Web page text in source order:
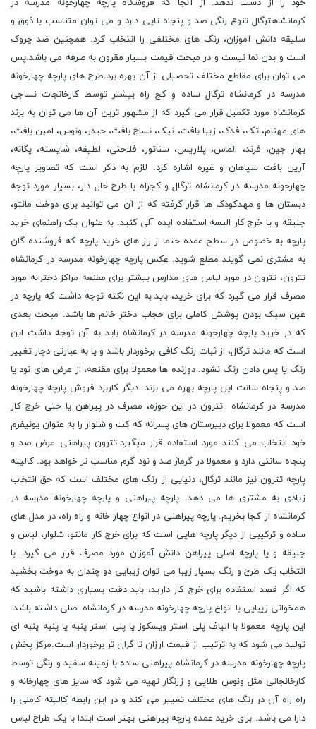
خود را از دست ندهد. از آنجا که فروشگاه پارچه چهارخونه مدرسه در
کرمانشاهترگال تنوع رنگی صد و پنجاه تایی دارد و می توان متناسب با ذوق و
سلیقه دانش آموزان، رنگ های مختلفی را انتخاب کرد. همچنین ضد چروک
است و بدن نما نیست و در مبحث قیمت بسیار مقرون به صرفه می باشد.پس
می توان برای مقاطع مختلف تحصیلی از آن بهره برد.طرح های پارچه چهارخونه
مدرسه در کرمانشاه ترگال ساده و کج راه بیشتر توسط کارخانجات نساجی
کرمانشاه مورد تکمیل قرار می گیرد که از مشهور ترین آن ها می توان به برند
های مهنام، تک، فدک، زیبا بافت، نیک، نساج بافت، حیدر، ونوس، امین بافت،
بهار جین، فرند، الماس، پلاریس، سناتور، فلاحتی، لطیفه، شایسته، یگانه،
آرین بافت سپاهان و غیره اشاره کرد. لازم به ذکر است که تصاویر پارچه
چهارخونه مدرسه در کرمانشاه ترگال و کجراه با طرح خال دار، بسیار مورد توجه
دبستان ها و مهدکودک ها قرار گرفته که از آن می توانید برای دوخت مانتو،
جلیقه و یا خرج کار البسه استفاده ایده آلی کنید. به عنوان یک راهنمای خرید
پارچه به خصوص در سطح عمده حتما از راز های خرید پارچه که فروشنده گان
به مشتری نمی گویند مطلع شوید. عکس پارچه چهارخونه مدرسه در کرمانشاه
تترون، تترون در مورد لباس های مدارس بیشتر برای مقنعه مراکز دخترانه مورد
مصرف قرار می گیرد که برای خرید، باید به این نکته توجه داشت که پارچه در
عین سبک بودن پوشش کاملی برای حجاب دختر خانم ها باشد. مبحث بعدی
که در خرید پارچه چهارخونه مدرسه در کرمانشاه باید به آن توجه داشت این
است که مانند ترگال، از ثبات رنگ کافی برخوردار باشد و یا به عبارتی دچار تغییر
رنگ یا پس دادن رنگ نشود. دوزنده ها معمولا برای مقنعه، از عرض های نود یا
صد و پنجاه سانت این پارچه بهره می برند. دیگر کاربرد فروش پارچه چهارخونه
مدرسه در کرمانشاه تترون در این حوزه، مصرف در پیراهن یا حتی خرج کار
است که معمولا برای دبیرستان های پسرانه که کت و شلوار را به عنوان یونیفرم
خود انتخاب می کنند مورد استفاده قرار میگیرد.تترون پیراهنی عرض صد و
پنجاه سانتی دارد و معمولا در گرماژ صد و نود گرم مناسب تر خواهد بود. کالیته
پارچه تترون نیز مانند ترگال، دنیایی از رنگ های مختلف است که حق انتخاب
زیادی به مشتری ها می دهد. پارچه پیراهنى و پارچه چهارخونه مدرسه در
کرمانشاه از کجا بخریم. پارچه پیراهنى در انواع چهار خانه و راه راه، در مدل های
ساده و ترکیبی از دیگر پارچه هایی است که برای خرج کار مانتو، شلوار، لباس و
جلیقه و یا پارچه اصلی پیراهن دانش آموزان مورد مصرف قرار می گیرد. با
انتخاب یک طرح و رنگ بسیار زیبا می توان زیبایی دو چندان به دوخت بخشید
که اگر قصد استفاده برای خرج کار دارید، باید دقت بسیاری داشته باشید که
همخوانی زیبایی با انواع پارچه چهارخونه مدرسه در کرمانشاه اصلی داشته باشد.
این پارچه معمولا با الیاف پلی استر ویسکوز یا پلی استر پنبه یا پنبه پنبه اى
تولید می شود که به ترتیب از قیمت ارزان تا گران تر برخوردار است.مرکز پخش
پارچه چهارخونه مدرسه در کرمانشاه پیراهنی ساده با زمینه سفید و رنگى توسط
کارخانجاتی مثل ونوس طلایی و زرنگار تهیه می شود که سایز های چهارخانه و
راه راه آن در رنگ های مختلف تغییر می کند و در این رابطه کالیته کاملی را
دارا می باشد. برای خرید عمده پارچه پیراهنی بهتر است ابتدا با یک طراح لباس